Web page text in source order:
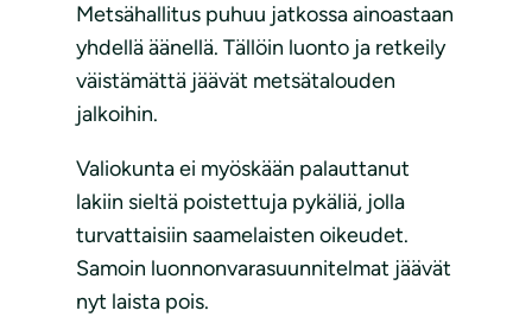
Metsähallitus puhuu jatkossa ainoastaan
yhdellä äänellä. Tällöin luonto ja retkeily
väistämättä jäävät metsätalouden
jalkoihin.
Valiokunta ei myöskään palauttanut
lakiin sieltä poistettuja pykäliä, jolla
turvattaisiin saamelaisten oikeudet.
Samoin luonnonvarasuunnitelmat jäävät
nyt laista pois.